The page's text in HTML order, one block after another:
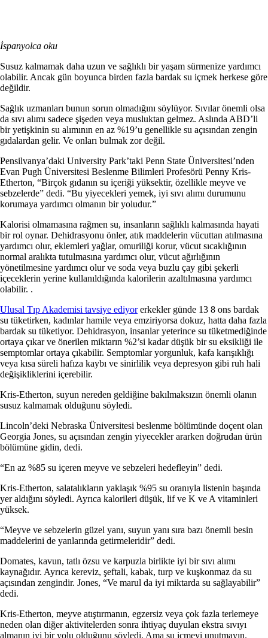
İspanyolca oku
Susuz kalmamak daha uzun ve sağlıklı bir yaşam sürmenize yardımcı
olabilir. Ancak gün boyunca birden fazla bardak su içmek herkese göre
değildir.
Sağlık uzmanları bunun sorun olmadığını söylüyor. Sıvılar önemli olsa
da sıvı alımı sadece şişeden veya musluktan gelmez. Aslında ABD’li
bir yetişkinin su alımının en az %19’u genellikle su açısından zengin
gıdalardan gelir. Ve onları bulmak zor değil.
Pensilvanya’daki University Park’taki Penn State Üniversitesi’nden
Evan Pugh Üniversitesi Beslenme Bilimleri Profesörü Penny Kris-
Etherton, “Birçok gıdanın su içeriği yüksektir, özellikle meyve ve
sebzelerde” dedi. “Bu yiyecekleri yemek, iyi sıvı alımı durumunu
korumaya yardımcı olmanın bir yoludur.”
Kalorisi olmamasına rağmen su, insanların sağlıklı kalmasında hayati
bir rol oynar. Dehidrasyonu önler, atık maddelerin vücuttan atılmasına
yardımcı olur, eklemleri yağlar, omuriliği korur, vücut sıcaklığının
normal aralıkta tutulmasına yardımcı olur, vücut ağırlığının
yönetilmesine yardımcı olur ve soda veya buzlu çay gibi şekerli
içeceklerin yerine kullanıldığında kalorilerin azaltılmasına yardımcı
olabilir. .
Ulusal Tıp Akademisi tavsiye ediyorerkekler günde 13 8 ons bardak
su tüketirken, kadınlar hamile veya emziriyorsa dokuz, hatta daha fazla
bardak su tüketiyor. Dehidrasyon, insanlar yeterince su tüketmediğinde
ortaya çıkar ve önerilen miktarın %2’si kadar düşük bir su eksikliği ile
semptomlar ortaya çıkabilir. Semptomlar yorgunluk, kafa karışıklığı
veya kısa süreli hafıza kaybı ve sinirlilik veya depresyon gibi ruh hali
değişikliklerini içerebilir.
Kris-Etherton, suyun nereden geldiğine bakılmaksızın önemli olanın
susuz kalmamak olduğunu söyledi.
Lincoln’deki Nebraska Üniversitesi beslenme bölümünde doçent olan
Georgia Jones, su açısından zengin yiyecekler ararken doğrudan ürün
bölümüne gidin, dedi.
“En az %85 su içeren meyve ve sebzeleri hedefleyin” dedi.
Kris-Etherton, salatalıkların yaklaşık %95 su oranıyla listenin başında
yer aldığını söyledi. Ayrıca kalorileri düşük, lif ve K ve A vitaminleri
yüksek.
“Meyve ve sebzelerin güzel yanı, suyun yanı sıra bazı önemli besin
maddelerini de yanlarında getirmeleridir” dedi.
Domates, kavun, tatlı özsu ve karpuzla birlikte iyi bir sıvı alımı
kaynağıdır. Ayrıca kereviz, şeftali, kabak, turp ve kuşkonmaz da su
açısından zengindir. Jones, “Ve marul da iyi miktarda su sağlayabilir”
dedi.
Kris-Etherton, meyve atıştırmanın, egzersiz veya çok fazla terlemeye
neden olan diğer aktivitelerden sonra ihtiyaç duyulan ekstra sıvıyı
almanın iyi bir yolu olduğunu söyledi. Ama su içmeyi unutmayın.